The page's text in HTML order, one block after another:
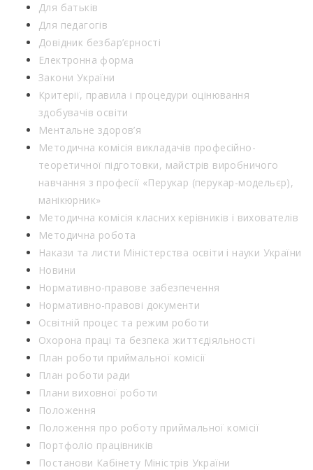
Для батьків
Для педагогів
Довідник безбар’єрності
Електронна форма
Закони України
Критерії, правила і процедури оцінювання
здобувачів освіти
Ментальне здоров’я
Методична комісія викладачів професійно-
теоретичної підготовки, майстрів виробничого
навчання з професії «Перукар (перукар-модельєр),
манікюрник»
Методична комісія класних керівників і вихователів
Методична робота
Накази та листи Міністерства освіти і науки України
Новини
Нормативно-правове забезпечення
Нормативно-правові документи
Освітній процес та режим роботи
Охорона праці та безпека життєдіяльності
План роботи приймальної комісії
План роботи ради
Плани виховної роботи
Положення
Положення про роботу приймальної комісії
Портфоліо працівників
Постанови Кабінету Міністрів України